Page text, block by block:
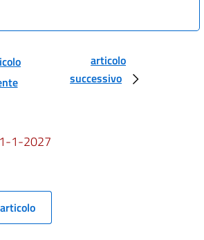
MEDIANTE RUOLI))
articolo
successivo
1-1-2027